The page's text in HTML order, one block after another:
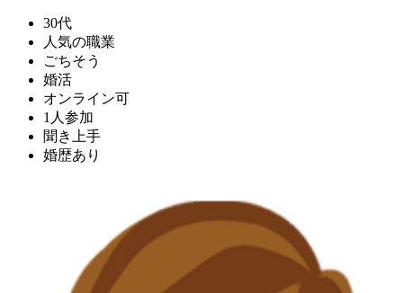
30代
人気の職業
ごちそう
婚活
オンライン可
1人参加
聞き上手
婚歴あり